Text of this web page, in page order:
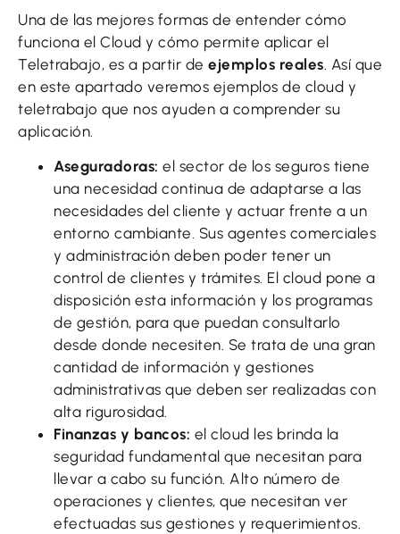
Una de las mejores formas de entender cómo
funciona el Cloud y cómo permite aplicar el
Teletrabajo, es a partir de ejemplos reales . Así que
en este apartado veremos ejemplos de cloud y
teletrabajo que nos ayuden a comprender su
aplicación.
Aseguradoras: el sector de los seguros tiene
una necesidad continua de adaptarse a las
necesidades del cliente y actuar frente a un
entorno cambiante. Sus agentes comerciales
y administración deben poder tener un
control de clientes y trámites. El cloud pone a
disposición esta información y los programas
de gestión, para que puedan consultarlo
desde donde necesiten. Se trata de una gran
cantidad de información y gestiones
administrativas que deben ser realizadas con
alta rigurosidad.
Finanzas y bancos: el cloud les brinda la
seguridad fundamental que necesitan para
llevar a cabo su función. Alto número de
operaciones y clientes, que necesitan ver
efectuadas sus gestiones y requerimientos.